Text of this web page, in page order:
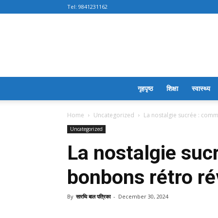
Tel: 9841231162
गृहपृष्ठ शिक्षा स्वास्थ्य
Home Uncategorized La nostalgie sucrée :
Uncategorized
La nostalgie
bonbons rétro
By सारथि बाल पत्रिका - December 30, 2024